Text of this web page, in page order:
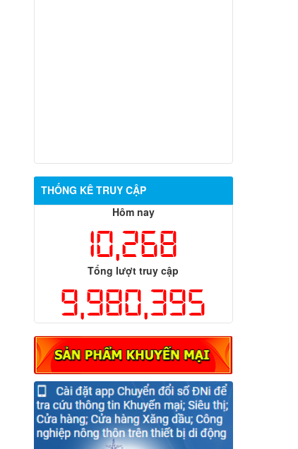
Thông báo điều chỉnh lịch tiếp công
dân của Ban Giám đốc Sở Công Thương
năm 2024
THỐNG KÊ TRUY CẬP
Hôm nay
10,268
Tổng lượt truy cập
9,980,395